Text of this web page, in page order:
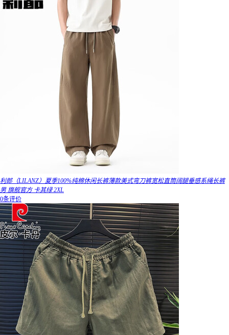
利郎（LILANZ）夏季100%纯棉休闲长裤薄款美式弯刀裤宽松直筒阔腿垂感系绳长裤
男 旗舰官方 卡其绿 2XL
0条评价